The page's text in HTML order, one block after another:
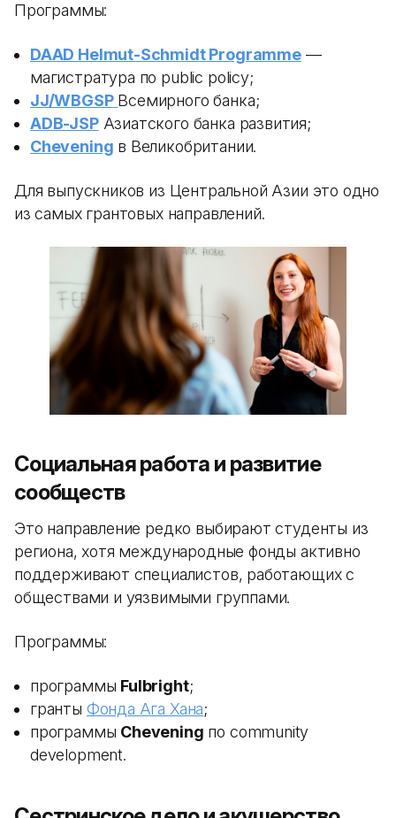
Программы:
DAAD Helmut-Schmidt Programme—
магистратура по public policy;
JJ/WBGSP Всемирного банка;
ADB-JSPАзиатского банка развития;
Chevening в Великобритании.
Для выпускников из Центральной Азии это одно
из самых грантовых направлений.
Социальная работа и развитие
сообществ
Это направление редко выбирают студенты из
региона, хотя международные фонды активно
поддерживают специалистов, работающих с
обществами и уязвимыми группами.
Программы:
программы Fulbright;
гранты Фонда Ага Хана;
программы Chevening по community
development.